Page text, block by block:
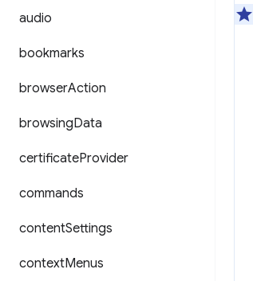
audio
bookmarks
browserAction
browsingData
certificateProvider
commands
contentSettings
contextMenus